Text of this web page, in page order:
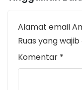
Alamat email
Ruas yang
Komentar *